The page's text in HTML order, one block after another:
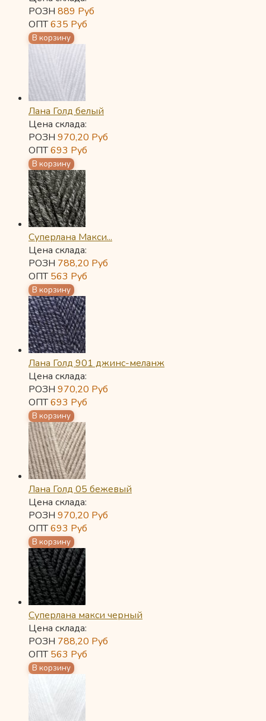
РОЗН 889 Руб
ОПТ635 Руб
Лана Голд белый
Цена склада:
РОЗН 970,20 Руб
ОПТ693 Руб
Суперлана Макси...
Цена склада:
РОЗН 788,20 Руб
ОПТ563 Руб
Лана Голд 901 джинс-меланж
Цена склада:
РОЗН 970,20 Руб
ОПТ693 Руб
Лана Голд 05 бежевый
Цена склада:
РОЗН 970,20 Руб
ОПТ693 Руб
Суперлана макси черный
Цена склада:
РОЗН 788,20 Руб
ОПТ563 Руб